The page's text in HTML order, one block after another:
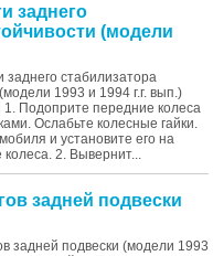
заднего
(модели
заднего стабилизатора
1993 и 1994 г.г. вып.)
передние колеса
Ослабьте колесные гайки.
и установите его на
2. Вывернит...
задней подвески
задней подвески (модели 1993